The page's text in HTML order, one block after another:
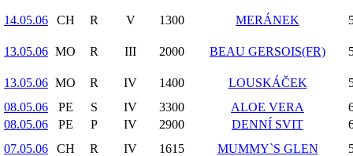
14.05.06 CH R V 1300 MERÁNEK
13.05.06 MO R III 2000 BEAU GERSOIS(FR)
13.05.06 MO R IV 1400 LOUSKÁČEK
08.05.06
PE S IV 3300 ALOE VERA
08.05.06
PE P IV 2900 DENNÍ SVIT
07.05.06
CH R IV 1615 MUMMY`S GLEN